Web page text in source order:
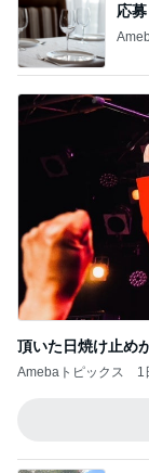
原
5分
早